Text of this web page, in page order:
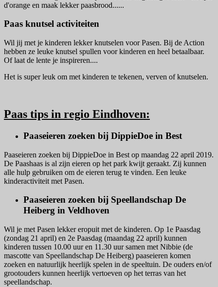
d'orange en maak lekker paasbrood......
Paas knutsel activiteiten
Wil jij met je kinderen lekker knutselen voor Pasen. Bij de Action
hebben ze leuke knutsel spullen voor kinderen en heel betaalbaar.
Of laat de lente je inspireren....
Het is super leuk om met kinderen te tekenen, verven of knutselen.
Paas tips in regio Eindhoven:
Paaseieren zoeken bij DippieDoe in Best
Paaseieren zoeken bij DippieDoe in Best op maandag 22 april 2019.
De Paashaas is al zijn eieren op het park kwijt geraakt. Zij kunnen
alle hulp gebruiken om de eieren terug te vinden. Een leuke
kinderactiviteit met Pasen.
Paaseieren zoeken bij Speellandschap De
Heiberg in Veldhoven
Wil je met Pasen lekker eropuit met de kinderen. Op 1e Paasdag
(zondag 21 april) en 2e Paasdag (maandag 22 april) kunnen
kinderen tussen 10.00 uur en 11.30 uur samen met Nibbie (de
mascotte van Speellandschap De Heiberg) paaseieren komen
zoeken en natuurlijk heerlijk spelen in de speeltuin. De ouders en/of
grootouders kunnen heerlijk vertoeven op het terras van het
speellandschap.